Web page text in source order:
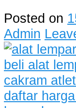
Posted on
Admin